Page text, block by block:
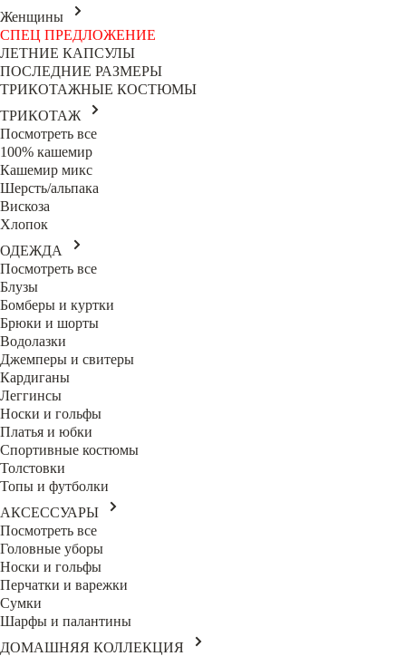
Женщины
СПЕЦ ПРЕДЛОЖЕНИЕ
ЛЕТНИЕ КАПСУЛЫ
ПОСЛЕДНИЕ РАЗМЕРЫ
ТРИКОТАЖНЫЕ КОСТЮМЫ
ТРИКОТАЖ
Посмотреть все
100% кашемир
Кашемир микс
Шерсть/альпака
Вискоза
Хлопок
ОДЕЖДА
Посмотреть все
Блузы
Бомберы и куртки
Брюки и шорты
Водолазки
Джемперы и свитеры
Кардиганы
Леггинсы
Носки и гольфы
Платья и юбки
Спортивные костюмы
Толстовки
Топы и футболки
АКСЕССУАРЫ
Посмотреть все
Головные уборы
Носки и гольфы
Перчатки и варежки
Сумки
Шарфы и палантины
ДОМАШНЯЯ КОЛЛЕКЦИЯ